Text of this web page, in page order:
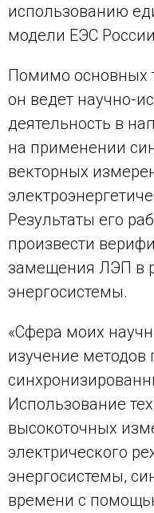
использованию
модели ЕЭС
Помимо основных
он ведет научно-
деятельность в
на применении
векторных
Результаты его
произвести
замещения ЛЭП в
энергосистемы.
«Сфера моих
изучение методов
Использование
высокоточных
электрического
энергосистемы,
времени с